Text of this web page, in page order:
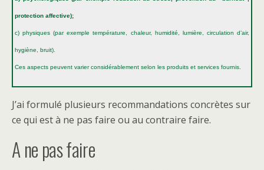
protection affective);
c) physiques (par exemple température, chaleur, humidité, lumière, circulation d’air,
hygiène, bruit).
Ces aspects peuvent varier considérablement selon les produits et services fournis.
J’ai formulé plusieurs recommandations concrètes sur
ce qui est à ne pas faire ou au contraire faire.
A ne pas faire